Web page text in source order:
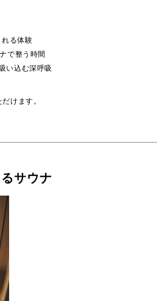
る体験
で整う時間
い込む深呼吸
けます。
サウナ